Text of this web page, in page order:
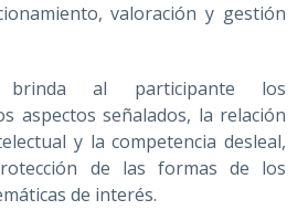
valoración y gestión
brinda al participante los
aspectos señalados, la relación
y la competencia desleal,
de las formas de los
de interés.